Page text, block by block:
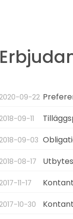
2020-09-22
2018-09-11
2018-09-03
2018-08-17
2017-11-17
2017-10-30